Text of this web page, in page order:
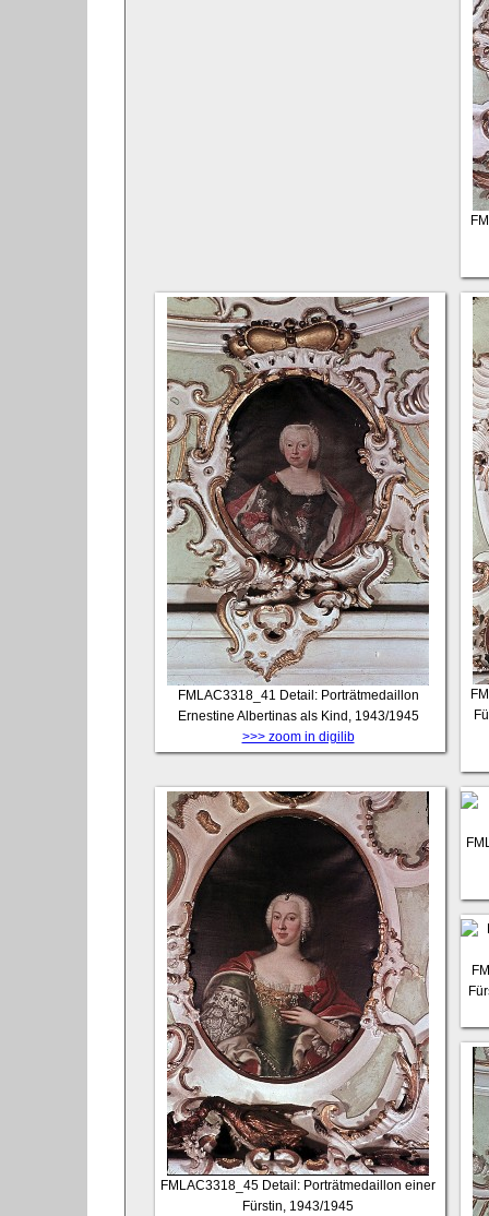
FMLAC3318_41 Detail: Porträtmedaillon
Ernestine Albertinas als Kind, 1943/1945
>>> zoom in digilib
FMLAC3318_45 Detail: Porträtmedaillon einer
Fürstin, 1943/1945